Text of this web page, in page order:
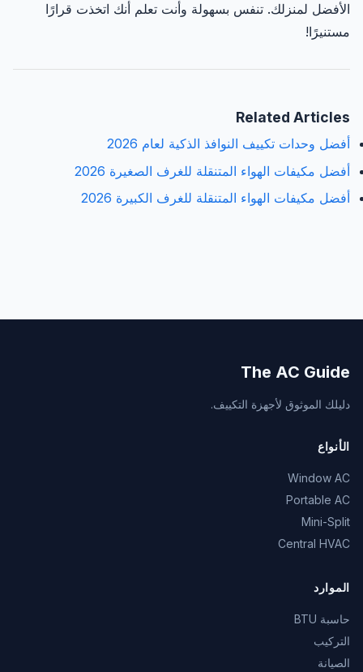
الأفضل لمنزلك. تنفس بسهولة وأنت تعلم أنك اتخذت قرارًا
مستنيرًا!
Related Articles
أفضل وحدات تكييف النوافذ الذكية لعام 2026
أفضل مكيفات الهواء المتنقلة للغرف الصغيرة 2026
أفضل مكيفات الهواء المتنقلة للغرف الكبيرة 2026
The AC Guide
دليلك الموثوق لأجهزة التكييف.
الأنواع
Window AC
Portable AC
Mini-Split
Central HVAC
الموارد
حاسبة BTU
التركيب
الصيانة